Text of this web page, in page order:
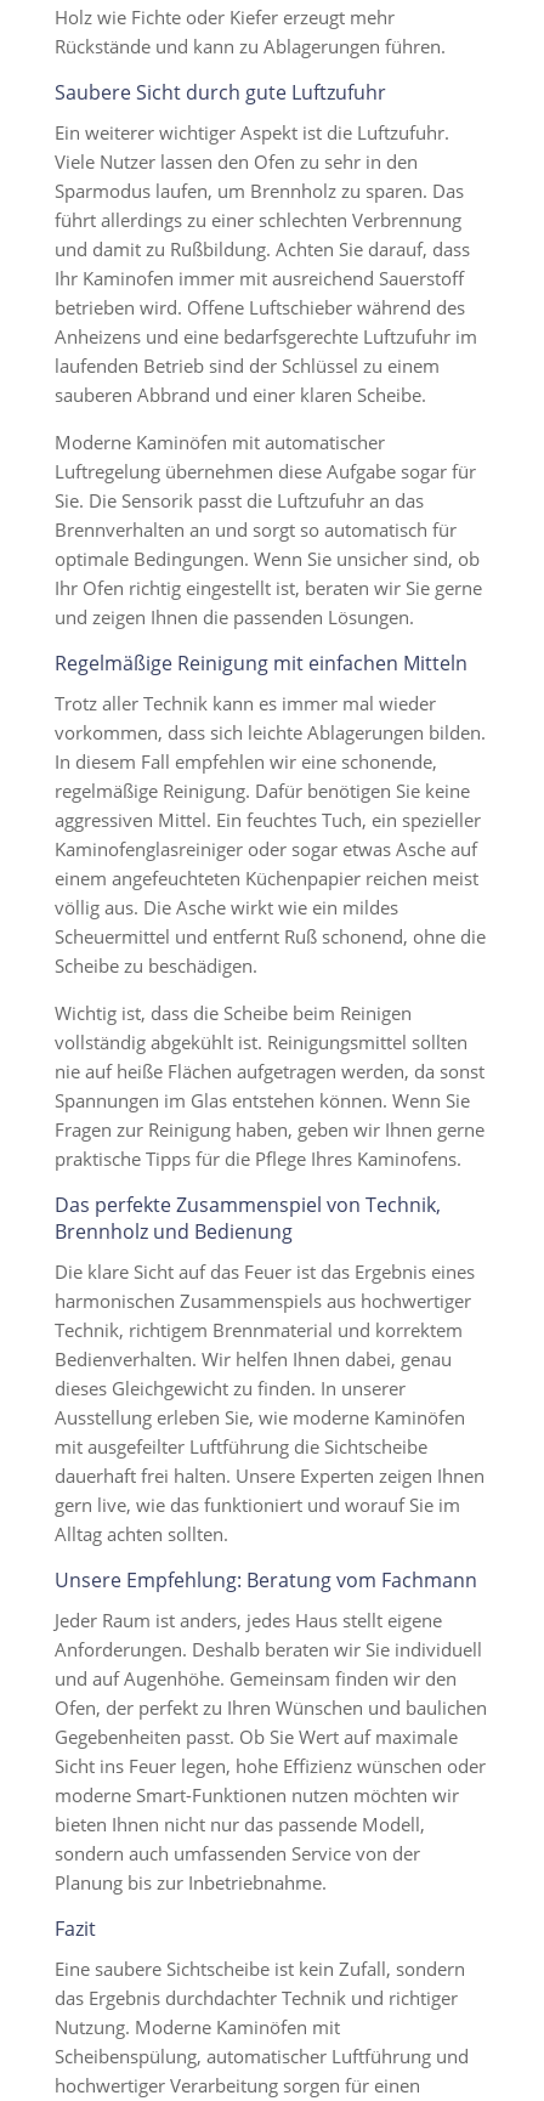
Holz wie Fichte oder Kiefer erzeugt mehr
Rückstände und kann zu Ablagerungen führen.
Saubere Sicht durch gute Luftzufuhr
Ein weiterer wichtiger Aspekt ist die Luftzufuhr.
Viele Nutzer lassen den Ofen zu sehr in den
Sparmodus laufen, um Brennholz zu sparen. Das
führt allerdings zu einer schlechten Verbrennung
und damit zu Rußbildung. Achten Sie darauf, dass
Ihr Kaminofen immer mit ausreichend Sauerstoff
betrieben wird. Offene Luftschieber während des
Anheizens und eine bedarfsgerechte Luftzufuhr im
laufenden Betrieb sind der Schlüssel zu einem
sauberen Abbrand und einer klaren Scheibe.
Moderne Kaminöfen mit automatischer
Luftregelung übernehmen diese Aufgabe sogar für
Sie. Die Sensorik passt die Luftzufuhr an das
Brennverhalten an und sorgt so automatisch für
optimale Bedingungen. Wenn Sie unsicher sind, ob
Ihr Ofen richtig eingestellt ist, beraten wir Sie gerne
und zeigen Ihnen die passenden Lösungen.
Regelmäßige Reinigung mit einfachen Mitteln
Trotz aller Technik kann es immer mal wieder
vorkommen, dass sich leichte Ablagerungen bilden.
In diesem Fall empfehlen wir eine schonende,
regelmäßige Reinigung. Dafür benötigen Sie keine
aggressiven Mittel. Ein feuchtes Tuch, ein spezieller
Kaminofenglasreiniger oder sogar etwas Asche auf
einem angefeuchteten Küchenpapier reichen meist
völlig aus. Die Asche wirkt wie ein mildes
Scheuermittel und entfernt Ruß schonend, ohne die
Scheibe zu beschädigen.
Wichtig ist, dass die Scheibe beim Reinigen
vollständig abgekühlt ist. Reinigungsmittel sollten
nie auf heiße Flächen aufgetragen werden, da sonst
Spannungen im Glas entstehen können. Wenn Sie
Fragen zur Reinigung haben, geben wir Ihnen gerne
praktische Tipps für die Pflege Ihres Kaminofens.
Das perfekte Zusammenspiel von Technik,
Brennholz und Bedienung
Die klare Sicht auf das Feuer ist das Ergebnis eines
harmonischen Zusammenspiels aus hochwertiger
Technik, richtigem Brennmaterial und korrektem
Bedienverhalten. Wir helfen Ihnen dabei, genau
dieses Gleichgewicht zu finden. In unserer
Ausstellung erleben Sie, wie moderne Kaminöfen
mit ausgefeilter Luftführung die Sichtscheibe
dauerhaft frei halten. Unsere Experten zeigen Ihnen
gern live, wie das funktioniert und worauf Sie im
Alltag achten sollten.
Unsere Empfehlung: Beratung vom Fachmann
Jeder Raum ist anders, jedes Haus stellt eigene
Anforderungen. Deshalb beraten wir Sie individuell
und auf Augenhöhe. Gemeinsam finden wir den
Ofen, der perfekt zu Ihren Wünschen und baulichen
Gegebenheiten passt. Ob Sie Wert auf maximale
Sicht ins Feuer legen, hohe Effizienz wünschen oder
moderne Smart-Funktionen nutzen möchten wir
bieten Ihnen nicht nur das passende Modell,
sondern auch umfassenden Service von der
Planung bis zur Inbetriebnahme.
Fazit
Eine saubere Sichtscheibe ist kein Zufall, sondern
das Ergebnis durchdachter Technik und richtiger
Nutzung. Moderne Kaminöfen mit
Scheibenspülung, automatischer Luftführung und
hochwertiger Verarbeitung sorgen für einen